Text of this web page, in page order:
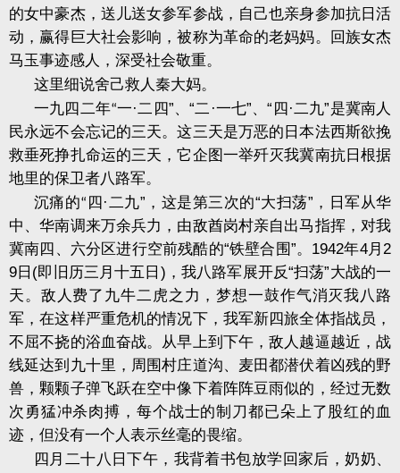
的女中豪杰，送儿送女参军参战，自己也亲身参加抗日活
动，赢得巨大社会影响，被称为革命的老妈妈。回族女杰
马玉事迹感人，深受社会敬重。
这里细说舍己救人秦大妈。
一九四二年“一·二四”、“二 ·一七”、“ 四·二九”是冀南人
民永远不会忘记的三天。这三天是万恶的日本法西斯欲挽
救垂死挣扎命运的三天，它企图一举歼灭我冀南抗日根据
地里的保卫者八路军。
沉痛的“ 四·二九” ，这是第三次的“大扫荡” ，日军从华
中、华南调来万余兵力，由敌酋岗村亲自出马指挥，对我
冀南四、六分区进行空前残酷的“铁壁合围”。 1942年4月2
9 日 (即旧历三月十五日 ) ，我八路军展开反“扫荡”大战的一
天。敌人费了九牛二虎之力，梦想一鼓作气消灭我八路
军，在这样严重危机的情况下，我军新四旅全体指战员，
不屈不挠的浴血奋战。从早上到下午，敌人越逼越近，战
线延达到九十里，周围村庄道沟、麦田都潜伏着凶残的野
兽，颗颗子弹飞跃在空中像下着阵阵豆雨似的，经过无数
次勇猛冲杀肉搏，每个战士的制刀都已朵上了股红的血
迹，但没有一个人表示丝毫的畏缩。
四月二十八日下午，我背着书包放学回家后，奶奶、